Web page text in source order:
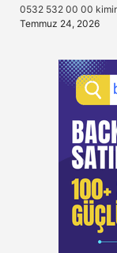
0532 532 00 00
Temmuz 24, 2026